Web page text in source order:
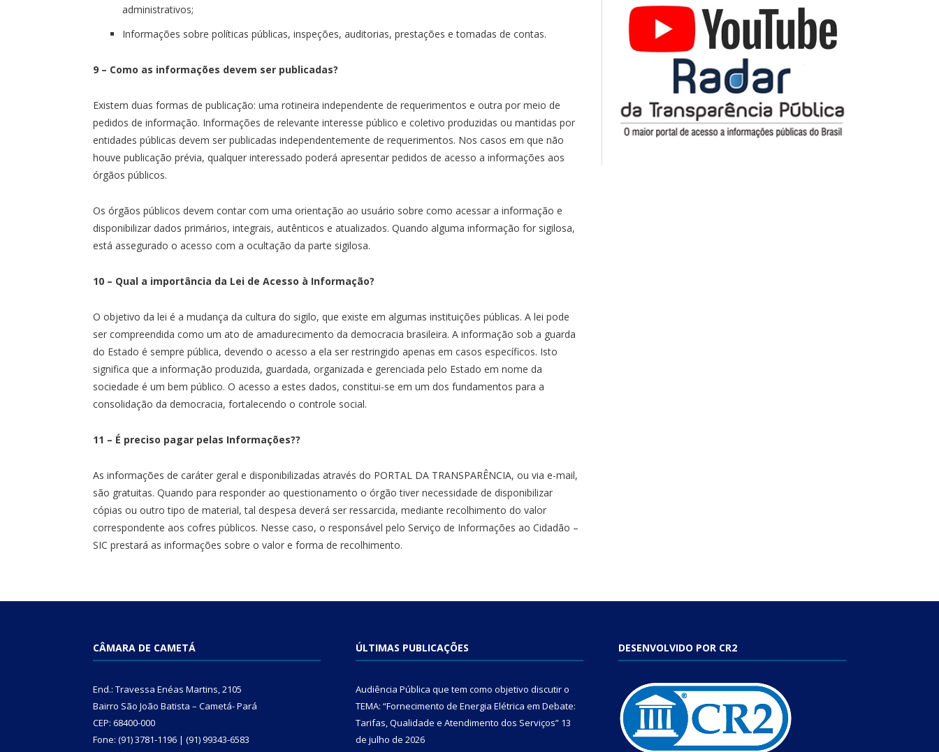
administrativos;
Informações sobre políticas públicas, inspeções, auditorias, prestações e tomadas de contas.
9 – Como as informações devem ser publicadas?
Existem duas formas de publicação: uma rotineira independente de requerimentos e outra por meio de
pedidos de informação. Informações de relevante interesse público e coletivo produzidas ou mantidas por
entidades públicas devem ser publicadas independentemente de requerimentos. Nos casos em que não
houve publicação prévia, qualquer interessado poderá apresentar pedidos de acesso a informações aos
órgãos públicos.
Os órgãos públicos devem contar com uma orientação ao usuário sobre como acessar a informação e
disponibilizar dados primários, integrais, autênticos e atualizados. Quando alguma informação for sigilosa,
está assegurado o acesso com a ocultação da parte sigilosa.
10 – Qual a importância da Lei de Acesso à Informação?
O objetivo da lei é a mudança da cultura do sigilo, que existe em algumas instituições públicas. A lei pode
ser compreendida como um ato de amadurecimento da democracia brasileira. A informação sob a guarda
do Estado é sempre pública, devendo o acesso a ela ser restringido apenas em casos específicos. Isto
significa que a informação produzida, guardada, organizada e gerenciada pelo Estado em nome da
sociedade é um bem público. O acesso a estes dados, constitui-se em um dos fundamentos para a
consolidação da democracia, fortalecendo o controle social.
11 – É preciso pagar pelas Informações??
As informações de caráter geral e disponibilizadas através do PORTAL DA TRANSPARÊNCIA, ou via e-mail,
são gratuitas. Quando para responder ao questionamento o órgão tiver necessidade de disponibilizar
cópias ou outro tipo de material, tal despesa deverá ser ressarcida, mediante recolhimento do valor
correspondente aos cofres públicos. Nesse caso, o responsável pelo Serviço de Informações ao Cidadão –
SIC prestará as informações sobre o valor e forma de recolhimento.
CÂMARA DE CAMETÁ
End.: Travessa Enéas Martins, 2105
Bairro São João Batista – Cametá- Pará
CEP: 68400-000
Fone: (91) 3781-1196 | (91) 99343-6583
ÚLTIMAS PUBLICAÇÕES
Audiência Pública que tem como objetivo discutir o
TEMA: “Fornecimento de Energia Elétrica em Debate:
Tarifas, Qualidade e Atendimento dos Serviços” 13
de julho de 2026
DESENVOLVIDO POR CR2